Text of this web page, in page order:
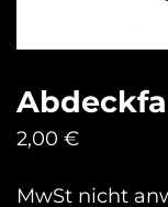
2,00 €
MwSt nicht